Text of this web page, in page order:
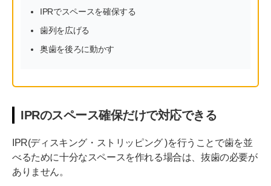
IPRでスペースを確保する
歯列を広げる
奥歯を後ろに動かす
IPRのスペース確保だけで対応できる
IPR(ディスキング・ストリッピング )を行うことで歯を並
べるために十分なスペースを作れる場合は、抜歯の必要が
ありません。